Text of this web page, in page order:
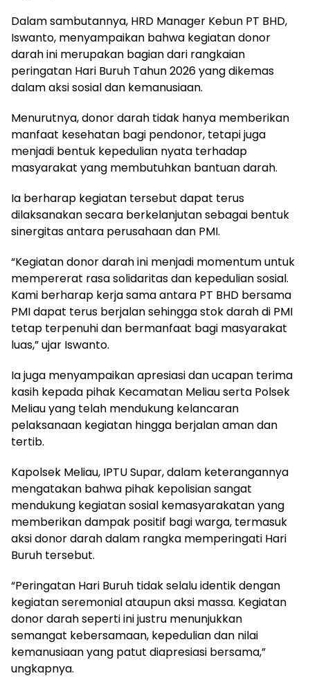
Dalam sambutannya, HRD Manager Kebun PT BHD,
Iswanto, menyampaikan bahwa kegiatan donor
darah ini merupakan bagian dari rangkaian
peringatan Hari Buruh Tahun 2026 yang dikemas
dalam aksi sosial dan kemanusiaan.
Menurutnya, donor darah tidak hanya memberikan
manfaat kesehatan bagi pendonor, tetapi juga
menjadi bentuk kepedulian nyata terhadap
masyarakat yang membutuhkan bantuan darah.
Ia berharap kegiatan tersebut dapat terus
dilaksanakan secara berkelanjutan sebagai bentuk
sinergitas antara perusahaan dan PMI.
“Kegiatan donor darah ini menjadi momentum untuk
mempererat rasa solidaritas dan kepedulian sosial.
Kami berharap kerja sama antara PT BHD bersama
PMI dapat terus berjalan sehingga stok darah di PMI
tetap terpenuhi dan bermanfaat bagi masyarakat
luas,” ujar Iswanto.
Ia juga menyampaikan apresiasi dan ucapan terima
kasih kepada pihak Kecamatan Meliau serta Polsek
Meliau yang telah mendukung kelancaran
pelaksanaan kegiatan hingga berjalan aman dan
tertib.
Kapolsek Meliau, IPTU Supar, dalam keterangannya
mengatakan bahwa pihak kepolisian sangat
mendukung kegiatan sosial kemasyarakatan yang
memberikan dampak positif bagi warga, termasuk
aksi donor darah dalam rangka memperingati Hari
Buruh tersebut.
“Peringatan Hari Buruh tidak selalu identik dengan
kegiatan seremonial ataupun aksi massa. Kegiatan
donor darah seperti ini justru menunjukkan
semangat kebersamaan, kepedulian dan nilai
kemanusiaan yang patut diapresiasi bersama,”
ungkapnya.